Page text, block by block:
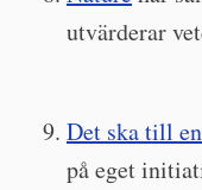
utvärderar
Det ska till
på eget